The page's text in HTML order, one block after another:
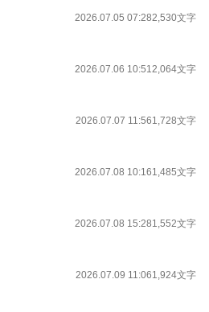
2026.07.05 07:282,530文字
2026.07.06 10:512,064文字
2026.07.07 11:561,728文字
2026.07.08 10:161,485文字
2026.07.08 15:281,552文字
2026.07.09 11:061,924文字